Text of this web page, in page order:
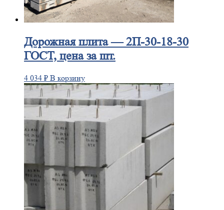
Дорожнаяплита — 2П-30-18-30
ГОСТ, цена за шт.
4 034 ₽ В корзину